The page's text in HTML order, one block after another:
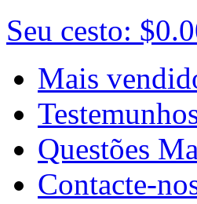
Seu cesto:
Mais
Questões
Contacte-